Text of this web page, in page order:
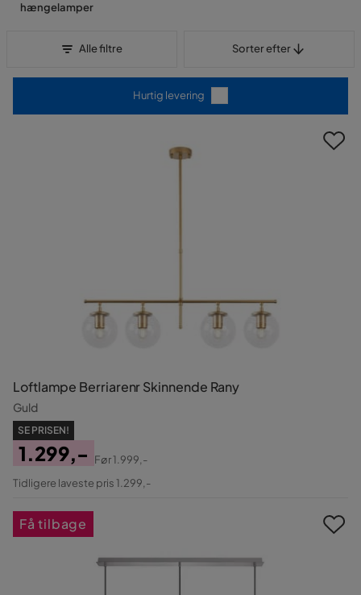
hængelamper
Alle filtre Sorter efter
Hurtig levering
Loftlampe Berriarenr Skinnende Rany
Guld
SE PRISEN!
Pris
1.299,-
Original
Før1.999,-
Tidligere laveste pris 1.299,-
Få tilbage